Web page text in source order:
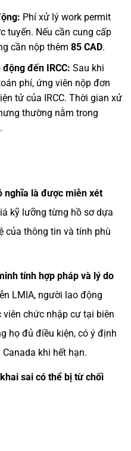
Phí xử lý work permit
tuyến. Nếu cần cung cấp
cần nộp thêm 85 CAD.
đến IRCC: Sau khi
phí, ứng viên nộp đơn
tử của IRCC. Thời gian xử
thường nằm trong
.
nghĩa là được miễn xét
kỹ lưỡng từng hồ sơ dựa
của thông tin và tính phù
tính hợp pháp và lý do
LMIA, người lao động
chức nhập cư tại biên
họ đủ điều kiện, có ý định
khi hết hạn.
sai có thể bị từ chối